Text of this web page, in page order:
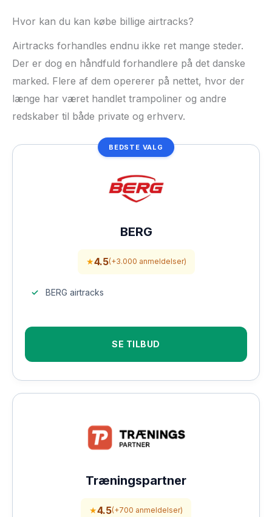
Hvor kan du kan købe billige airtracks?
Airtracks forhandles endnu ikke ret mange steder.
Der er dog en håndfuld forhandlere på det danske
marked. Flere af dem opererer på nettet, hvor der
længe har været handlet trampoliner og andre
redskaber til både private og erhverv.
BEDSTE VALG
BERG
★4.5(+3.000 anmeldelser)
BERG airtracks
SE TILBUD
Træningspartner
★4.5(+700 anmeldelser)